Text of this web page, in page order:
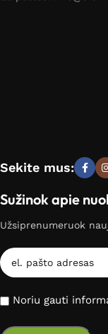
Sekite mus:
Sužinok apie
Užsiprenumeruok
Noriu gauti